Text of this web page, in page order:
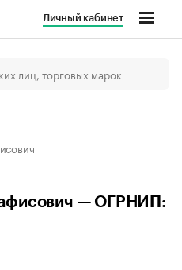
Личный кабинет
— ОГРНИП: